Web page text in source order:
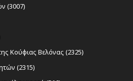
(3007)
Κούφιας Βελόνας (2325)
(2315)